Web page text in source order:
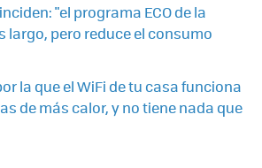
"el programa ECO de la
largo, pero reduce el consumo
la que el WiFi de tu casa funciona
de más calor, y no tiene nada que